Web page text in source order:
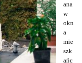
ana
w
okn
a
mie
szk
ańc